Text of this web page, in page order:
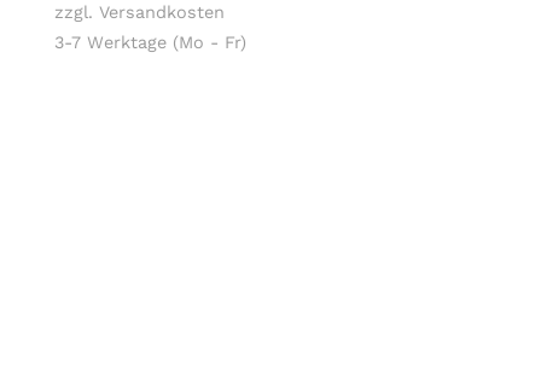
zzgl. Versandkosten
3-7 Werktage (Mo - Fr)